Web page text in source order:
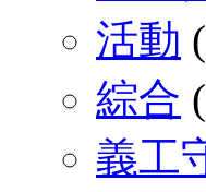
活動
綜合
義工